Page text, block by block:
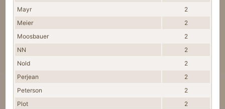
Mayr
2
Meier
2
Moosbauer
2
NN
2
Nold
2
Perjean
2
Peterson
2
Plot
2